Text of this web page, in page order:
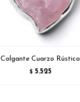
Colgante Cuarzo Rústico
$ 5.525